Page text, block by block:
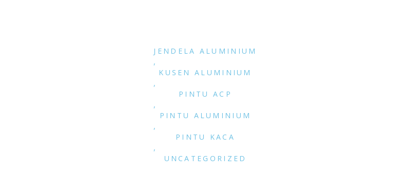
JENDELA ALUMINIUM
,
KUSEN ALUMINIUM
,
PINTU ACP
,
PINTU ALUMINIUM
,
PINTU KACA
,
UNCATEGORIZED